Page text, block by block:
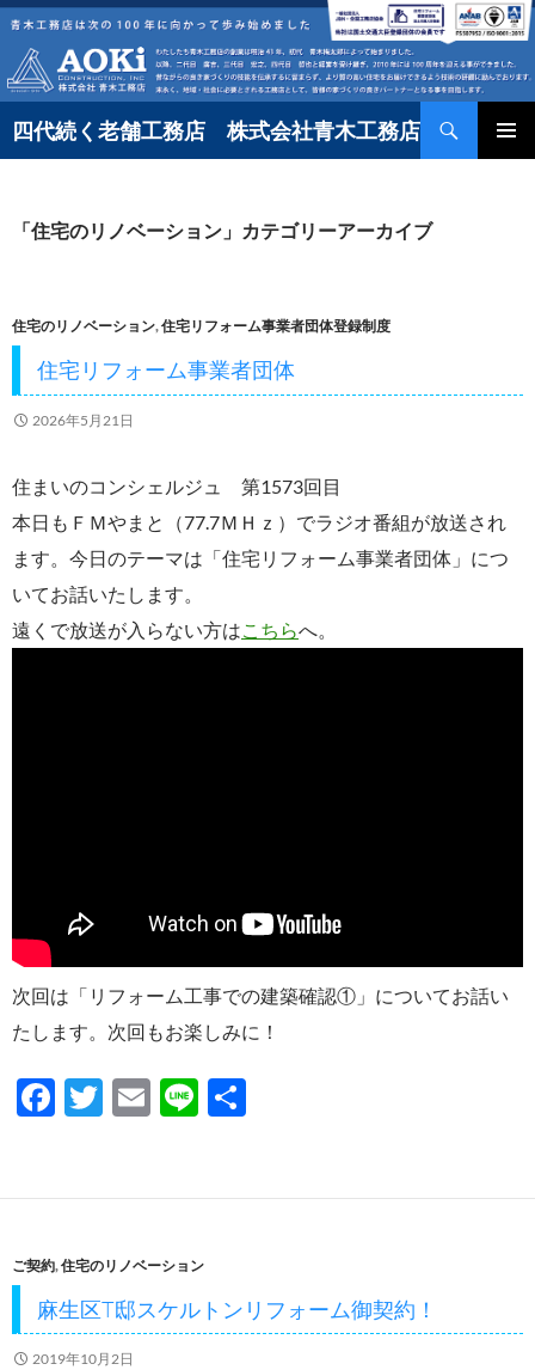
コ
テ
ン
ツ
プ
四代続く老舗工務店 株式会社青木工務店
検
索
「住宅のリノベーション」カテゴリーアーカイブ
住宅のリノベーション,住宅リフォーム事業者団体登録制度
住宅リフォーム事業者団体
2026年5月21日
住まいのコンシェルジュ 第1573回目
本日もＦＭやまと（77.7ＭＨｚ）でラジオ番組が放送され
ます。今日のテーマは「住宅リフォーム事業者団体」につ
いてお話いたします。
遠くで放送が入らない方はこちらへ。
次回は「リフォーム工事での建築確認①」についてお話い
たします。次回もお楽しみに！
F
b
o
o
k
T
er
E
Li
ご契約,住宅のリノベーション
麻生区T邸スケルトンリフォーム御契約！
2019年10月2日